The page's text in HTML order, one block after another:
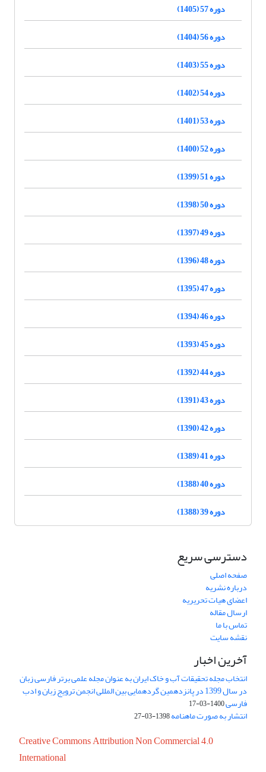
دوره 57 (1405)
دوره 56 (1404)
دوره 55 (1403)
دوره 54 (1402)
دوره 53 (1401)
دوره 52 (1400)
دوره 51 (1399)
دوره 50 (1398)
دوره 49 (1397)
دوره 48 (1396)
دوره 47 (1395)
دوره 46 (1394)
دوره 45 (1393)
دوره 44 (1392)
دوره 43 (1391)
دوره 42 (1390)
دوره 41 (1389)
دوره 40 (1388)
دوره 39 (1388)
دسترسی سریع
صفحه اصلی
درباره نشریه
اعضای هیات تحریریه
ارسال مقاله
تماس با ما
نقشه سایت
آخرین اخبار
انتخاب مجله تحقیقات آب و خاک ایران به عنوان مجله علمی برتر فارسی زبان
در سال 1399 در پانزدهمین گردهمایی بین المللی انجمن ترویج زبان و ادب
فارسی1400-03-17
انتشار به صورت ماهنامه1398-03-27
Creative Commons Attribution Non Commercial 4.0
International